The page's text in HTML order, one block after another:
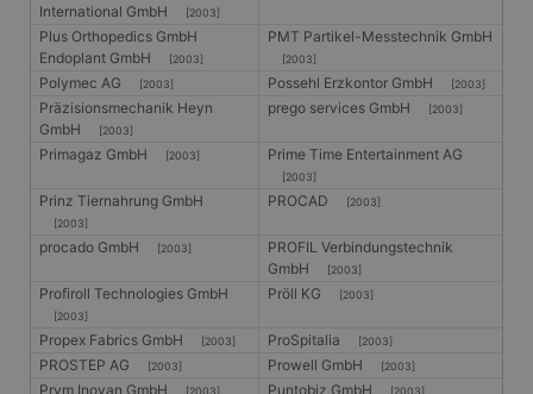
International GmbH
[2003]
Plus Orthopedics GmbH
Endoplant GmbH
[2003]
PMT Partikel-Messtechnik GmbH
[2003]
Polymec AG [2003] Possehl Erzkontor GmbH [2003]
Präzisionsmechanik Heyn
GmbH
[2003]
prego services GmbH [2003]
Primagaz GmbH [2003] Prime Time Entertainment AG
[2003]
Prinz Tiernahrung GmbH
[2003]
PROCAD [2003]
procado GmbH [2003]
PROFIL Verbindungstechnik
GmbH
[2003]
Profiroll Technologies GmbH
[2003]
Pröll KG [2003]
Propex Fabrics GmbH [2003] ProSpitalia [2003]
PROSTEP AG [2003] Prowell GmbH [2003]
Prym Inovan GmbH [2003] Puntobiz GmbH [2003]
Medieninhalten für
kann auch
Informationen
diese soziale
Seite zu teilen.
Corporation
1 Jahr
Funktionieren
dieser Website